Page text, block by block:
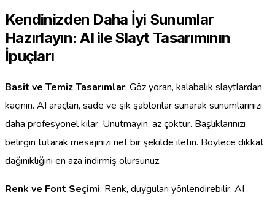
Kendinizden Daha İyi Sunumlar
Hazırlayın: AI ile Slayt Tasarımının
İpuçları
Basit ve Temiz Tasarımlar: Göz yoran, kalabalık slaytlardan
kaçının. AI araçları, sade ve şık şablonlar sunarak sunumlarınızı
daha profesyonel kılar. Unutmayın, az çoktur. Başlıklarınızı
belirgin tutarak mesajınızı net bir şekilde iletin. Böylece dikkat
dağınıklığını en aza indirmiş olursunuz.
Renk ve Font Seçimi: Renk, duyguları yönlendirebilir. AI